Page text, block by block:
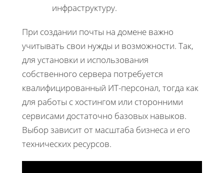
инфраструктуру.
При создании почты на домене важно
учитывать свои нужды и возможности. Так,
для установки и использования
собственного сервера потребуется
квалифицированный ИТ-персонал, тогда как
для работы с хостингом или сторонними
сервисами достаточно базовых навыков.
Выбор зависит от масштаба бизнеса и его
технических ресурсов.